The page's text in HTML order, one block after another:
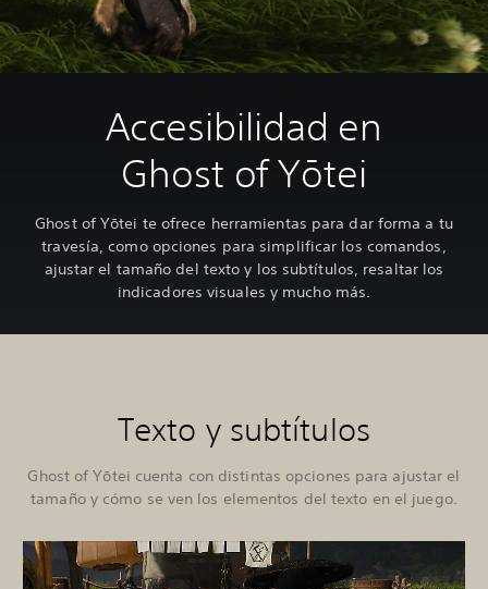
Accesibilidad en
Ghost of Yōtei
Ghost of Yōtei te ofrece herramientas para dar forma a tu
travesía, como opciones para simplificar los comandos,
ajustar el tamaño del texto y los subtítulos, resaltar los
indicadores visuales y mucho más.
Texto y subtítulos
Ghost of Yōtei cuenta con distintas opciones para ajustar el
tamaño y cómo se ven los elementos del texto en el juego.